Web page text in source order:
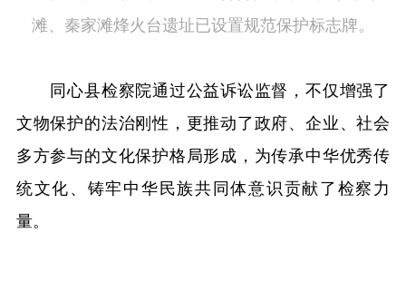
滩、秦家滩烽火台遗址已设置规范保护标志牌。
同心县检察院通过公益诉讼监督，不仅增强了
文物保护的法治刚性，更推动了政府、企业、社会
多方参与的文化保护格局形成，为传承中华优秀传
统文化、铸牢中华民族共同体意识贡献了检察力
量。